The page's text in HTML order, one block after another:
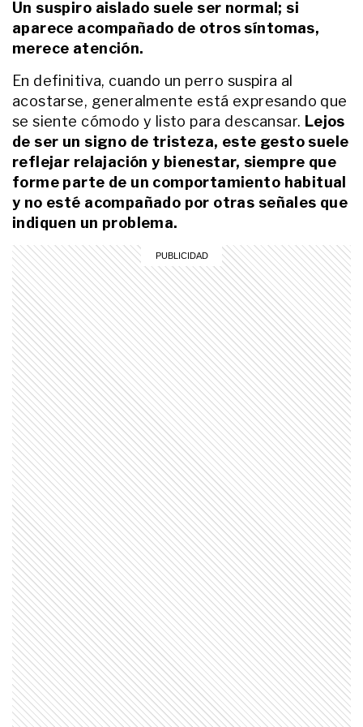
Un suspiro aislado suele ser normal; si
aparece acompañado de otros síntomas,
merece atención.
En definitiva, cuando un perro suspira al
acostarse, generalmente está expresando que
se siente cómodo y listo para descansar. Lejos
de ser un signo de tristeza, este gesto suele
reflejar relajación y bienestar, siempre que
forme parte de un comportamiento habitual
y no esté acompañado por otras señales que
indiquen un problema.
ENTRETENIMIENTO
El dolor de Pedro Alfonso y Paula
Chaves por la muerte de su perro,
siempre"
LIFESTYLE
5 hábitos de bienestar que te
cambian el día (sin esfuerzo ni
tiempo extra)
LIFESTYLE
El truco que ayuda a mantener el
dormitorio más cálido durante las
noches de invierno
LIFESTYLE
Qué pasa si ventilás la casa solo
unos minutos por día durante el
invierno
LIFESTYLE
El hábito de preparar la ropa del
día siguiente antes de dormir y
por qué muchas personas lo
adoptan
ENTRETENIMIENTO
El dolor de Zulema Menem al
despedir a un integrante de su
familia: “Gracias por tanto”
ACTUALIDAD
La verdad detrás de la foto del
nene venezolano y su golden
retriever que conmueve al mundo
ENTRETENIMIENTO
La técnica de Sol Pérez para
dormir a su hijo Marco: “La usé a
las 5 de la mañana y funcionó”